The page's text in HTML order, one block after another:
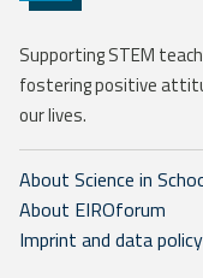
Supporting STEM
fostering positive
our lives.
About Science in
About EIROforum
Imprint and data policy